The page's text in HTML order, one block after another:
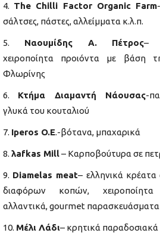
The Chilli Factor Organic Farm
σάλτσες, πάστες, αλλείμματα κ.λ.π.
Ναουμίδης Α. Πέτρος–
χειροποίητα προιόντα με βάση
Φλωρίνης
Κτήμα Διαμαντή Νάουσας-
γλυκά του κουταλιού
Iperos O.E.-βότανα, μπαχαρικά
λafkas Mill– Καρποβούτυρα σε
Diamelas meat– ελληνικά
διαφόρων κοπών, χειροποίητα
αλλαντικά, gourmet παρασκευάσματα
Μέλι Λάδι– κρητικά παραδοσιακά